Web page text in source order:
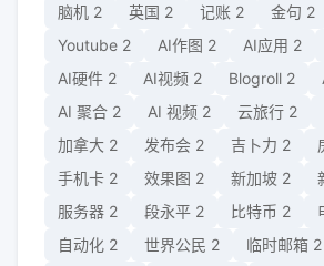
脑机 2 英国 2 记账 2 金句 2
Youtube 2 AI作图 2 AI应用 2
AI硬件 2 AI视频 2 Blogroll 2
AI 聚合 2 AI 视频 2 云旅行 2
加拿大 2 发布会 2 吉卜力 2
手机卡 2 效果图 2 新加坡 2
服务器 2 段永平 2 比特币 2
自动化 2 世界公民 2 临时邮箱 2